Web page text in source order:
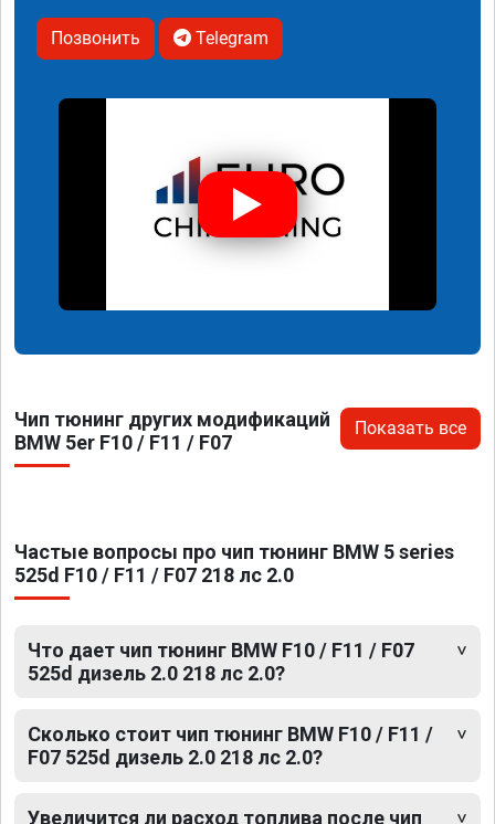
Позвонить Telegram
Чип тюнинг других модификаций
BMW 5er F10 / F11 / F07
Показать все
Частые вопросы про чип тюнинг BMW 5 series
525d F10 / F11 / F07 218 лс 2.0
Что дает чип тюнинг BMW F10 / F11 / F07
525d дизель 2.0 218 лс 2.0?
Сколько стоит чип тюнинг BMW F10 / F11 /
F07 525d дизель 2.0 218 лс 2.0?
Увеличится ли расход топлива после чип